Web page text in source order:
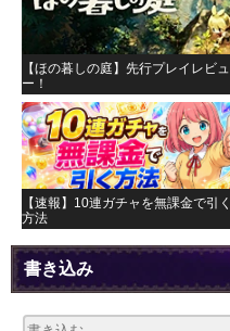
【ほの暮しの庭】先行プレイレビュ
ー！
【速報】10連ガチャを無課金で引く
方法
書き込み